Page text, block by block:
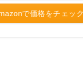
で価格をチェック